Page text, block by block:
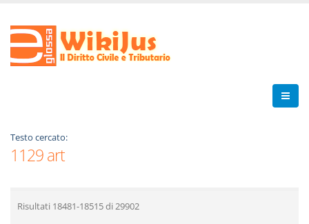
Testo cercato:
1129 art
Risultati 18481-18515di 29902